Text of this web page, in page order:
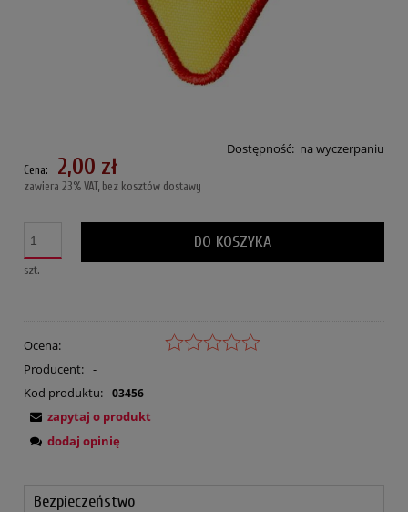
Dostępność: na wyczerpaniu
Cena: 2,00 zł
zawiera 23% VAT, bez kosztów dostawy
szt.
DO KOSZYKA
Ocena:
Producent: -
Kod produktu:
03456
zapytaj o produkt
dodaj opinię
Bezpieczeństwo